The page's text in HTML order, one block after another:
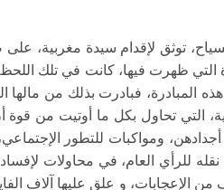
توثق لإقدام سيدة مغربية،
التي ظهرت فيها، كانت في تلك
المبادرة، فبادرت بذلك من مالها
التي تحاول بكل ما أوتيت من
ومواكبات للتطور
للرأي العام، في محاولات
الإعجابات، و علق عليها آلاف